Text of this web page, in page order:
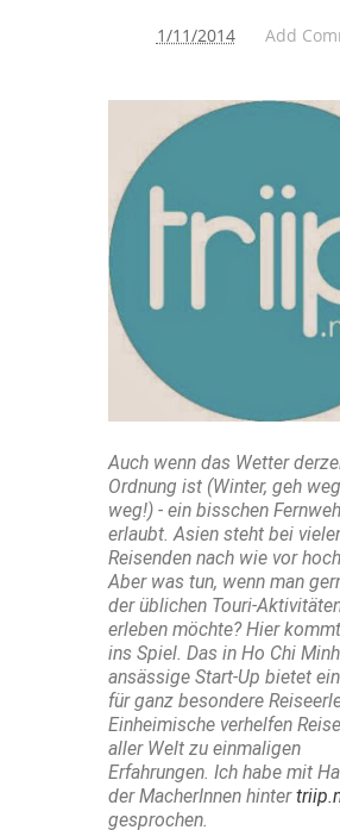
1/11/2014 Add
Auch wenn das Wetter
Ordnung ist (Winter, geh
weg!) - ein bisschen
erlaubt. Asien steht bei
Reisenden nach wie vor
Aber was tun, wenn man
der üblichen Touri-
erleben möchte? Hier kommt
ins Spiel. Das in Ho Chi
ansässige Start-Up bietet
für ganz besondere
Einheimische verhelfen
aller Welt zu einmaligen
Erfahrungen. Ich habe mit
der MacherInnen hinter
gesprochen.